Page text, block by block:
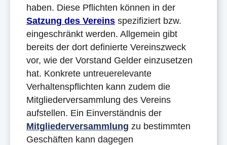
haben. Diese Pflichten können in der
Satzung des Vereins spezifiziert bzw.
eingeschränkt werden. Allgemein gibt
bereits der dort definierte Vereinszweck
vor, wie der Vorstand Gelder einzusetzen
hat. Konkrete untreuerelevante
Verhaltenspflichten kann zudem die
Mitgliederversammlung des Vereins
aufstellen. Ein Einverständnis der
Mitgliederversammlung zu bestimmten
Geschäften kann dagegen